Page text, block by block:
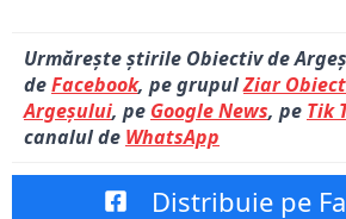
Urmărește știrile Obiectiv de
deFacebook, pe grupulZiar
Argeșului, pe Google News, pe Tik
canalul de WhatsApp
Distribuie pe